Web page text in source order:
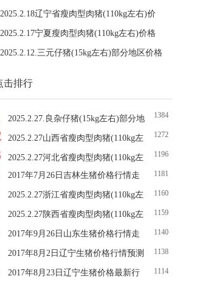
格
2025.2.18辽宁省瘦肉型肉猪(110kg左右)价
格
2025.2.17宁夏瘦肉型肉猪(110kg左右)价格
2025.2.12.三元仔猪(15kg左右)部分地区价格
击排行
1384
2025.2.27.良杂仔猪(15kg左右)部分地
价格统计 1272
2025.2.27山西省瘦肉型肉猪(110kg左
)价格 1196
2025.2.27河北省瘦肉型肉猪(110kg左
)价格 1181
2017年7月26日吉林生猪价格行情走
1160
2025.2.27浙江省瘦肉型肉猪(110kg左
)价格 1159
2025.2.27陕西省瘦肉型肉猪(110kg左
)价格 1140
2017年9月26日山东生猪价格行情走
1138
2017年8月2日辽宁生猪价格行情预测
1114
2017年8月23日辽宁生猪价格最新行